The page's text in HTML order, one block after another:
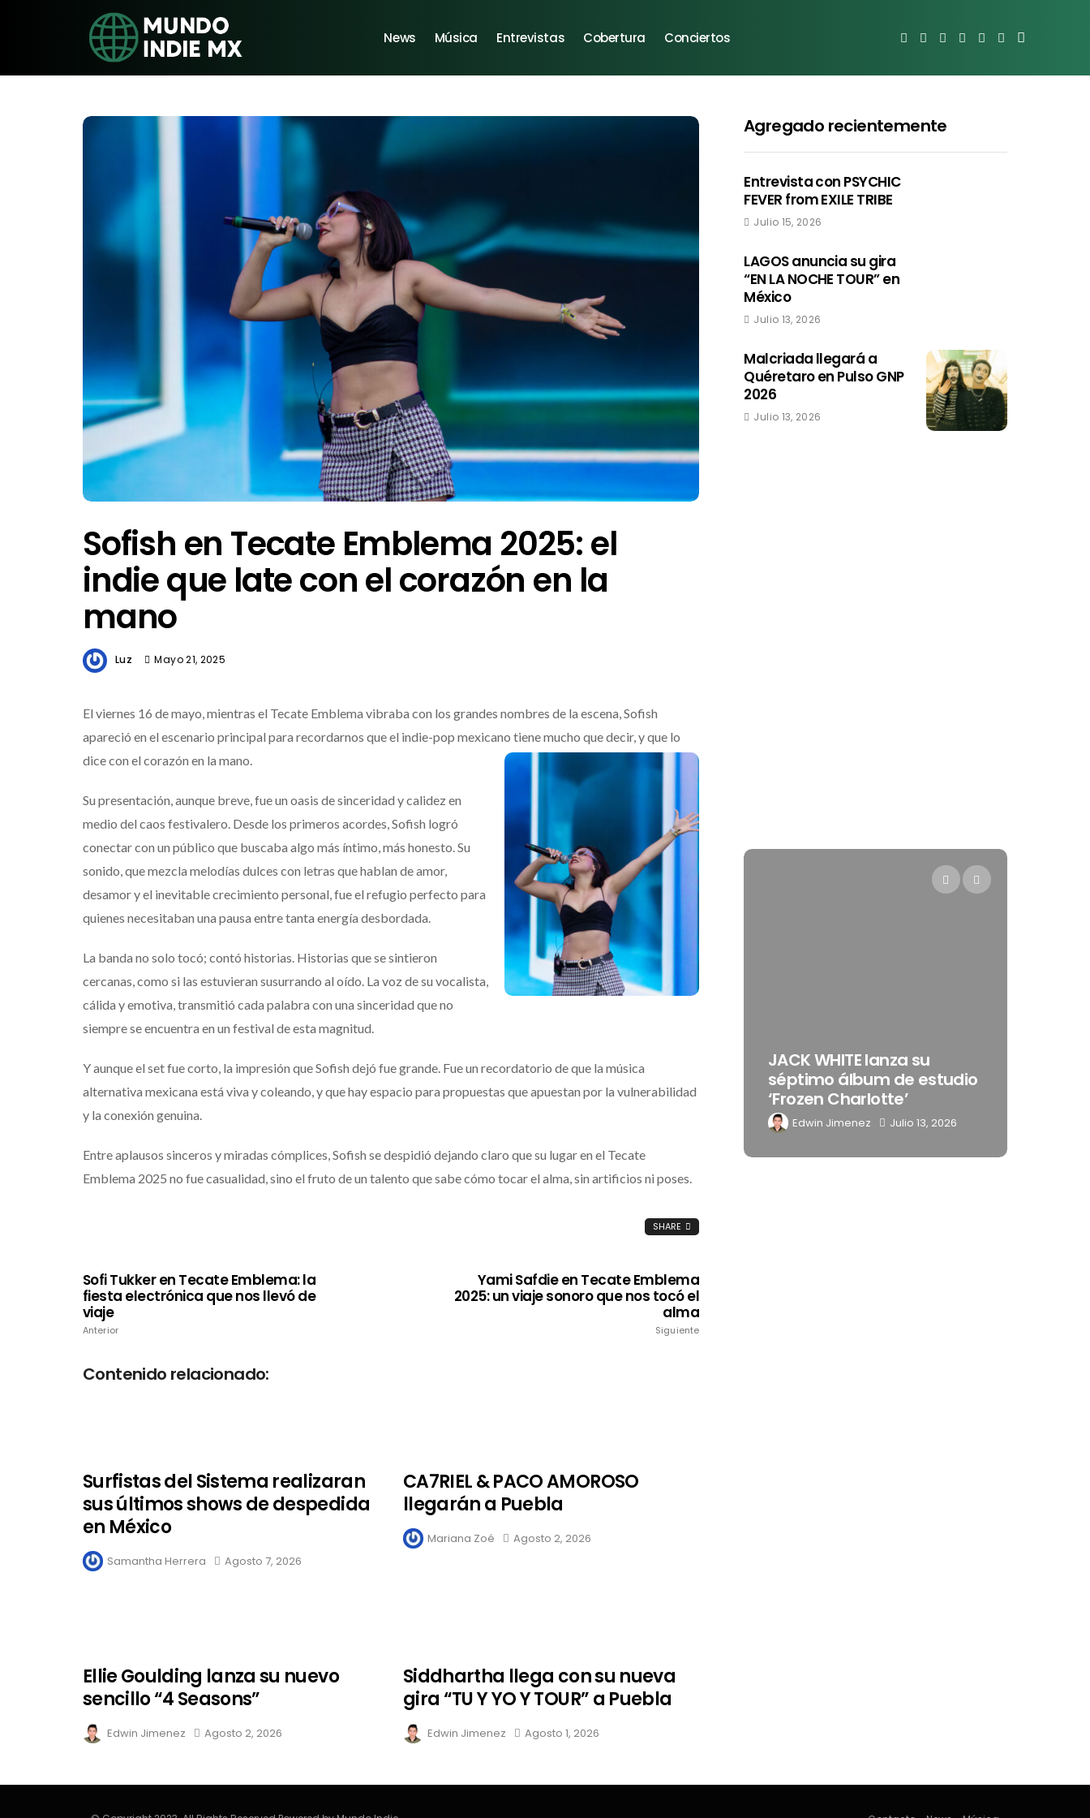
News Música Entrevistas Cobertura Conciertos
Sofish en Tecate Emblema 2025: el
indie que late con el corazón en la
mano
Luz Mayo 21, 2025
El viernes 16 de mayo, mientras el Tecate Emblema vibraba con los grandes nombres de la escena, Sofish
apareció en el escenario principal para recordarnos que el indie-pop mexicano tiene mucho que decir, y que lo
dice con el corazón en la mano.
Su presentación, aunque breve, fue un oasis de sinceridad y calidez en
medio del caos festivalero. Desde los primeros acordes, Sofish logró
conectar con un público que buscaba algo más íntimo, más honesto. Su
sonido, que mezcla melodías dulces con letras que hablan de amor,
desamor y el inevitable crecimiento personal, fue el refugio perfecto para
quienes necesitaban una pausa entre tanta energía desbordada.
La banda no solo tocó; contó historias. Historias que se sintieron
cercanas, como si las estuvieran susurrando al oído. La voz de su vocalista,
cálida y emotiva, transmitió cada palabra con una sinceridad que no
siempre se encuentra en un festival de esta magnitud.
Y aunque el set fue corto, la impresión que Sofish dejó fue grande. Fue un recordatorio de que la música
alternativa mexicana está viva y coleando, y que hay espacio para propuestas que apuestan por la vulnerabilidad
y la conexión genuina.
Entre aplausos sinceros y miradas cómplices, Sofish se despidió dejando claro que su lugar en el Tecate
Emblema 2025 no fue casualidad, sino el fruto de un talento que sabe cómo tocar el alma, sin artificios ni poses.
SHARE
Sofi Tukker en Tecate Emblema: la
fiesta electrónica que nos llevó de
viaje
Anterior
Yami Safdie en Tecate Emblema
2025: un viaje sonoro que nos tocó el
alma
Siguiente
Contenido relacionado:
Surfistas del Sistema realizaran
sus últimos shows de despedida
en México
Samantha Herrera Agosto 7, 2026
CA7RIEL & PACO AMOROSO
llegarán a Puebla
Mariana Zoé Agosto 2, 2026
Ellie Goulding lanza su nuevo
sencillo “4 Seasons”
Edwin Jimenez Agosto 2, 2026
Siddhartha llega con su nueva
gira “TU Y YO Y TOUR” a Puebla
Edwin Jimenez Agosto 1, 2026
Agregado recientemente
Entrevista con PSYCHIC
FEVER from EXILE TRIBE
Julio 15, 2026
LAGOS anuncia su gira
“EN LA NOCHE TOUR” en
México
Julio 13, 2026
Malcriada llegará a
Quéretaro en Pulso GNP
2026
Julio 13, 2026
que transformará las
noches de Boca del Río y
Mérida
JACK WHITE lanza su
séptimo álbum de estudio
‘Frozen Charlotte’
Edwin Jimenez Julio 13, 2026